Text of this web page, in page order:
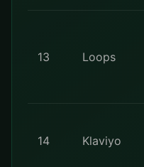
13 Loops
14 Klaviyo